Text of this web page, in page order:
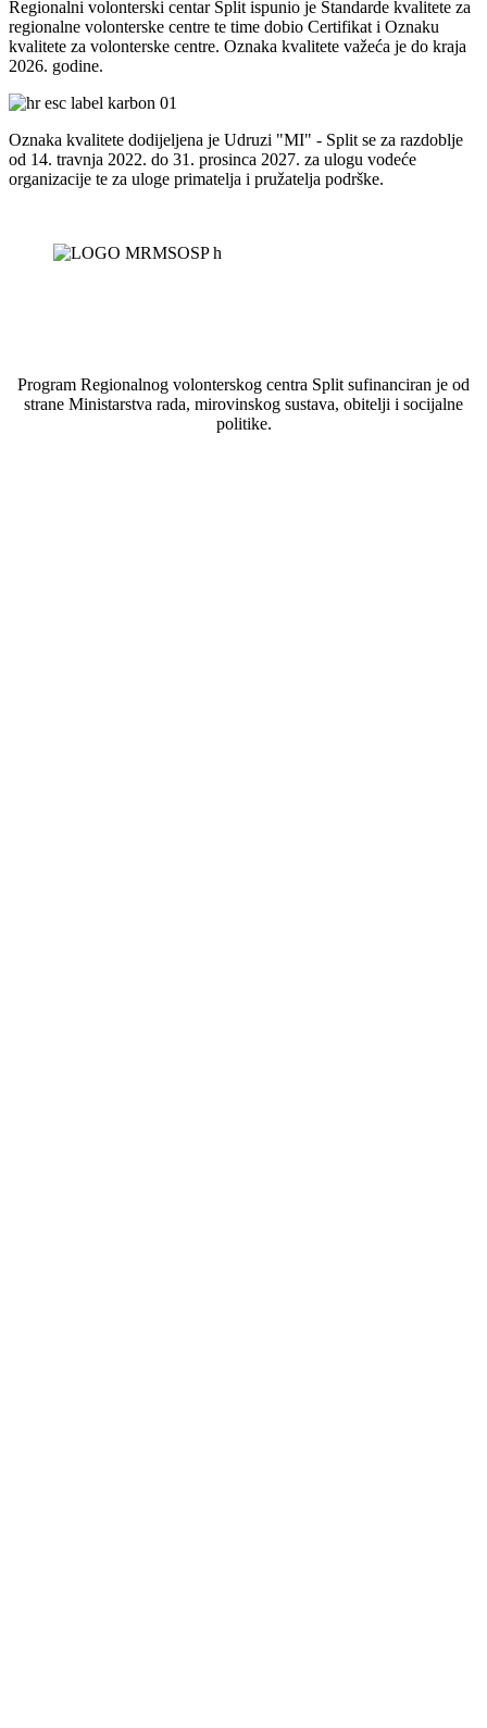
Regionalni volonterski centar Split ispunio je Standarde kvalitete za
regionalne volonterske centre te time dobio Certifikat i Oznaku
kvalitete za volonterske centre. Oznaka kvalitete važeća je do kraja
2026. godine.
Oznaka kvalitete dodijeljena je Udruzi "MI" - Split se za razdoblje
od 14. travnja 2022. do 31. prosinca 2027. za ulogu vodeće
organizacije te za uloge primatelja i pružatelja podrške.
Program Regionalnog volonterskog centra Split sufinanciran je od
strane Ministarstva rada, mirovinskog sustava, obitelji i socijalne
politike.